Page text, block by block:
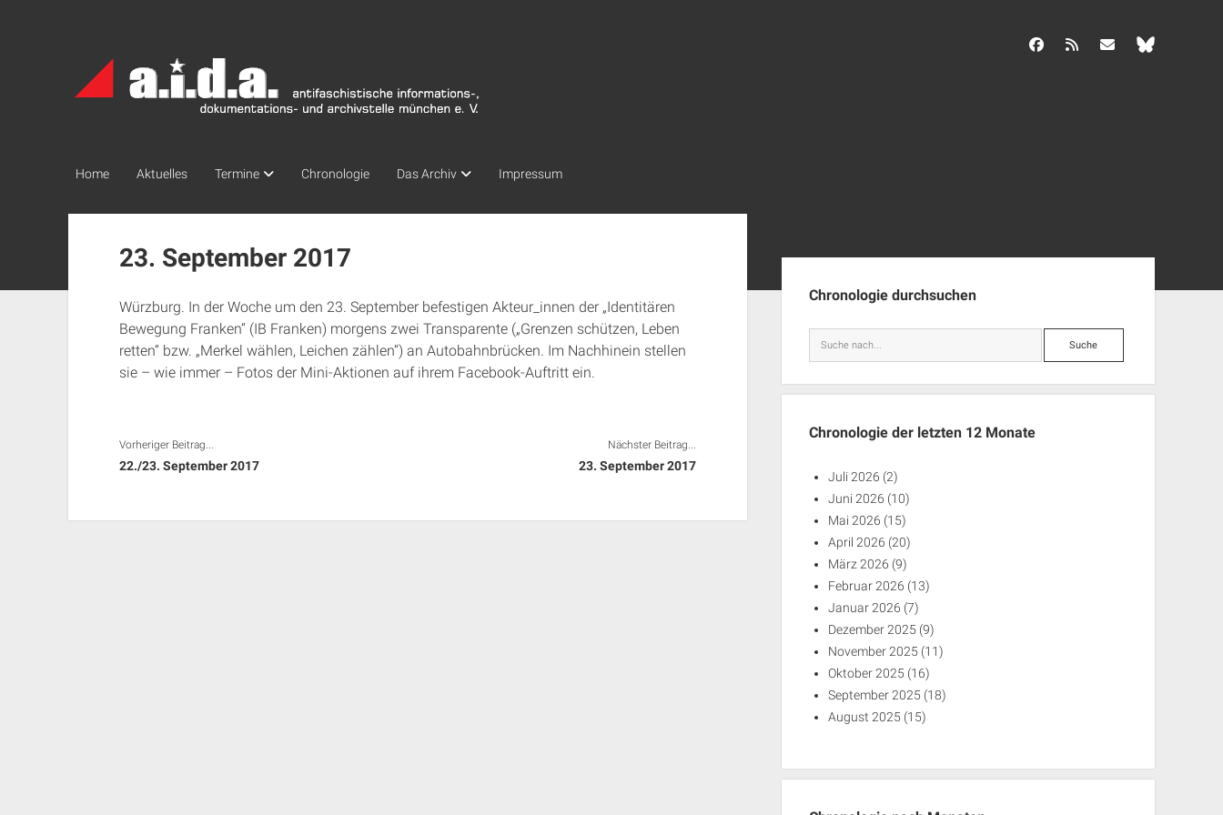
Archiv
München
facebook info@aida-archiv.de
Home Aktuelles Termine Chronologie Das Archiv Impressum
23. September 2017
Würzburg. In der Woche um den 23. September befestigen Akteur_innen der „Identitären
Bewegung Franken“ (IB Franken) morgens zwei Transparente („Grenzen schützen, Leben
retten“ bzw. „Merkel wählen, Leichen zählen“) an Autobahnbrücken. Im Nachhinein stellen
sie – wie immer – Fotos der Mini-Aktionen auf ihrem Facebook-Auftritt ein.
Vorheriger Beitrag...
22./23. September 2017
Nächster Beitrag...
23. September 2017
Chronologie durchsuchen
Suche
Chronologie der letzten 12 Monate
Juli 2026 (2)
Juni 2026 (10)
Mai 2026 (15)
April 2026 (20)
März 2026 (9)
Februar 2026 (13)
Januar 2026 (7)
Dezember 2025 (9)
November 2025 (11)
Oktober 2025 (16)
September 2025 (18)
August 2025 (15)